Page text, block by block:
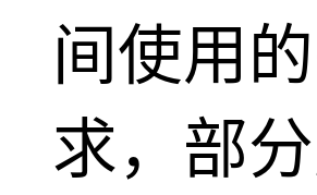
间使用
求，部